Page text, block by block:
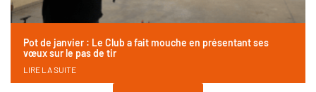
Pot de janvier : Le Club a fait mouche en présentant ses
vœux sur le pas de tir
LIRE LA SUITE